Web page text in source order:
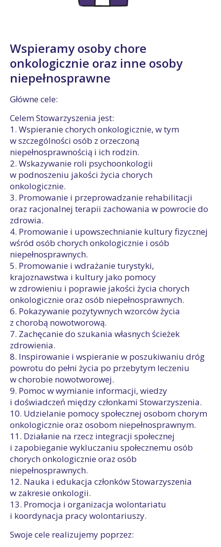
Wspieramy osoby chore
onkologicznie oraz inne osoby
niepełnosprawne
Główne cele:
Celem Stowarzyszenia jest:
1. Wspieranie chorych onkologicznie, w tym
w szczególności osób z orzeczoną
niepełnosprawnością i ich rodzin.
2. Wskazywanie roli psychoonkologii
w podnoszeniu jakości życia chorych
onkologicznie.
3. Promowanie i przeprowadzanie rehabilitacji
oraz racjonalnej terapii zachowania w powrocie do
zdrowia.
4. Promowanie i upowszechnianie kultury fizycznej
wśród osób chorych onkologicznie i osób
niepełnosprawnych.
5. Promowanie i wdrażanie turystyki,
krajoznawstwa i kultury jako pomocy
w zdrowieniu i poprawie jakości życia chorych
onkologicznie oraz osób niepełnosprawnych.
6. Pokazywanie pozytywnych wzorców życia
z chorobą nowotworową.
7. Zachęcanie do szukania własnych ścieżek
zdrowienia.
8. Inspirowanie i wspieranie w poszukiwaniu dróg
powrotu do pełni życia po przebytym leczeniu
w chorobie nowotworowej.
9. Pomoc w wymianie informacji, wiedzy
i doświadczeń między członkami Stowarzyszenia.
10. Udzielanie pomocy społecznej osobom chorym
onkologicznie oraz osobom niepełnosprawnym.
11. Działanie na rzecz integracji społecznej
i zapobieganie wykluczaniu społecznemu osób
chorych onkologicznie oraz osób
niepełnosprawnych.
12. Nauka i edukacja członków Stowarzyszenia
w zakresie onkologii.
13. Promocja i organizacja wolontariatu
i koordynacja pracy wolontariuszy.
Swoje cele realizujemy poprzez: